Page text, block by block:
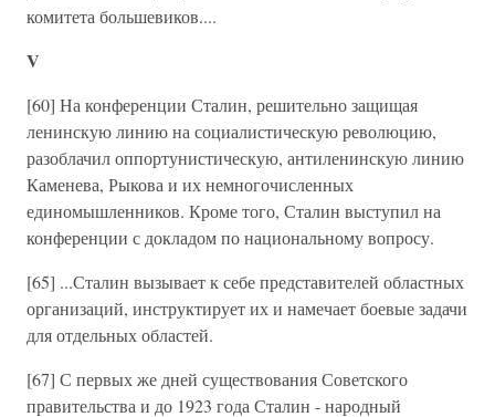
комитета большевиков....
V
[60] На конференции Сталин, решительно защищая
ленинскую линию на социалистическую революцию,
разоблачил оппортунистическую, антиленинскую линию
Каменева, Рыкова и их немногочисленных
единомышленников. Кроме того, Сталин выступил на
конференции с докладом по национальному вопросу.
[65] ...Сталин вызывает к себе представителей областных
организаций, инструктирует их и намечает боевые задачи
для отдельных областей.
[67] С первых же дней существования Советского
правительства и до 1923 года Сталин - народный